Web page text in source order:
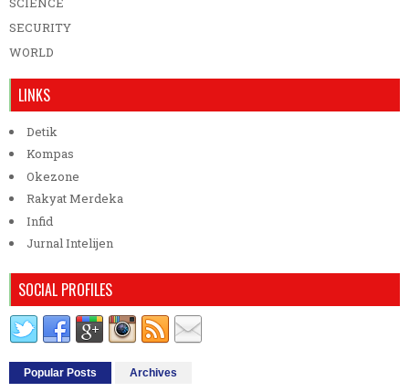
SECURITY
WORLD
LINKS
Detik
Kompas
Okezone
Rakyat Merdeka
Infid
Jurnal Intelijen
SOCIAL PROFILES
Popular Posts Archives